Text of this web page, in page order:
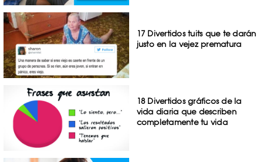
17 Divertidos tuits que te darán
justo en la vejez prematura
18 Divertidos gráficos de la
vida diaria que describen
completamente tu vida